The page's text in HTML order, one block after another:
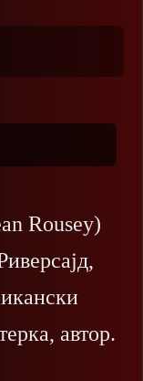
Rousey)
автор.